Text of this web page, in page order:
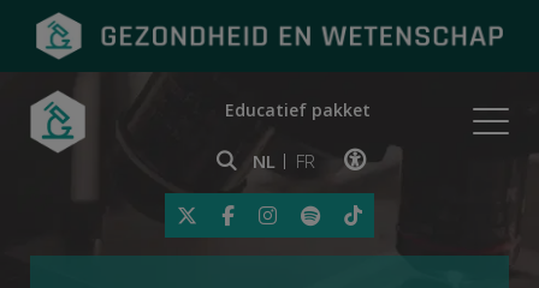
Onderwerpen
Educatief pakket
NL FR
Klik op deze link om